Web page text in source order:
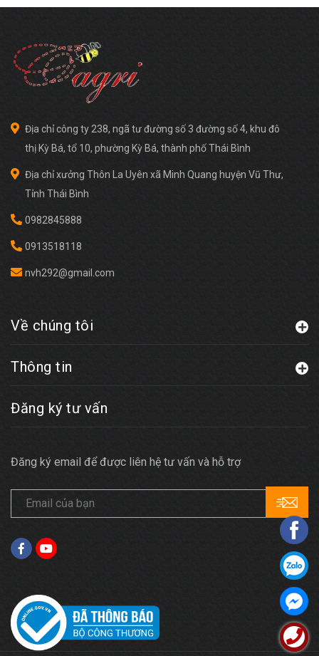
Địa chỉ công ty 238, ngã tư đường số 3 đường số 4, khu đô
thị Kỳ Bá, tổ 10, phường Kỳ Bá, thành phố Thái Bình
Địa chỉ xưởng Thôn La Uyên xã Minh Quang huyện Vũ Thư,
Tỉnh Thái Bình
0982845888
0913518118
nvh292@gmail.com
Về chúng tôi
Thông tin
Đăng ký tư vấn
Đăng ký email để được liên hệ tư vấn và hỗ trợ